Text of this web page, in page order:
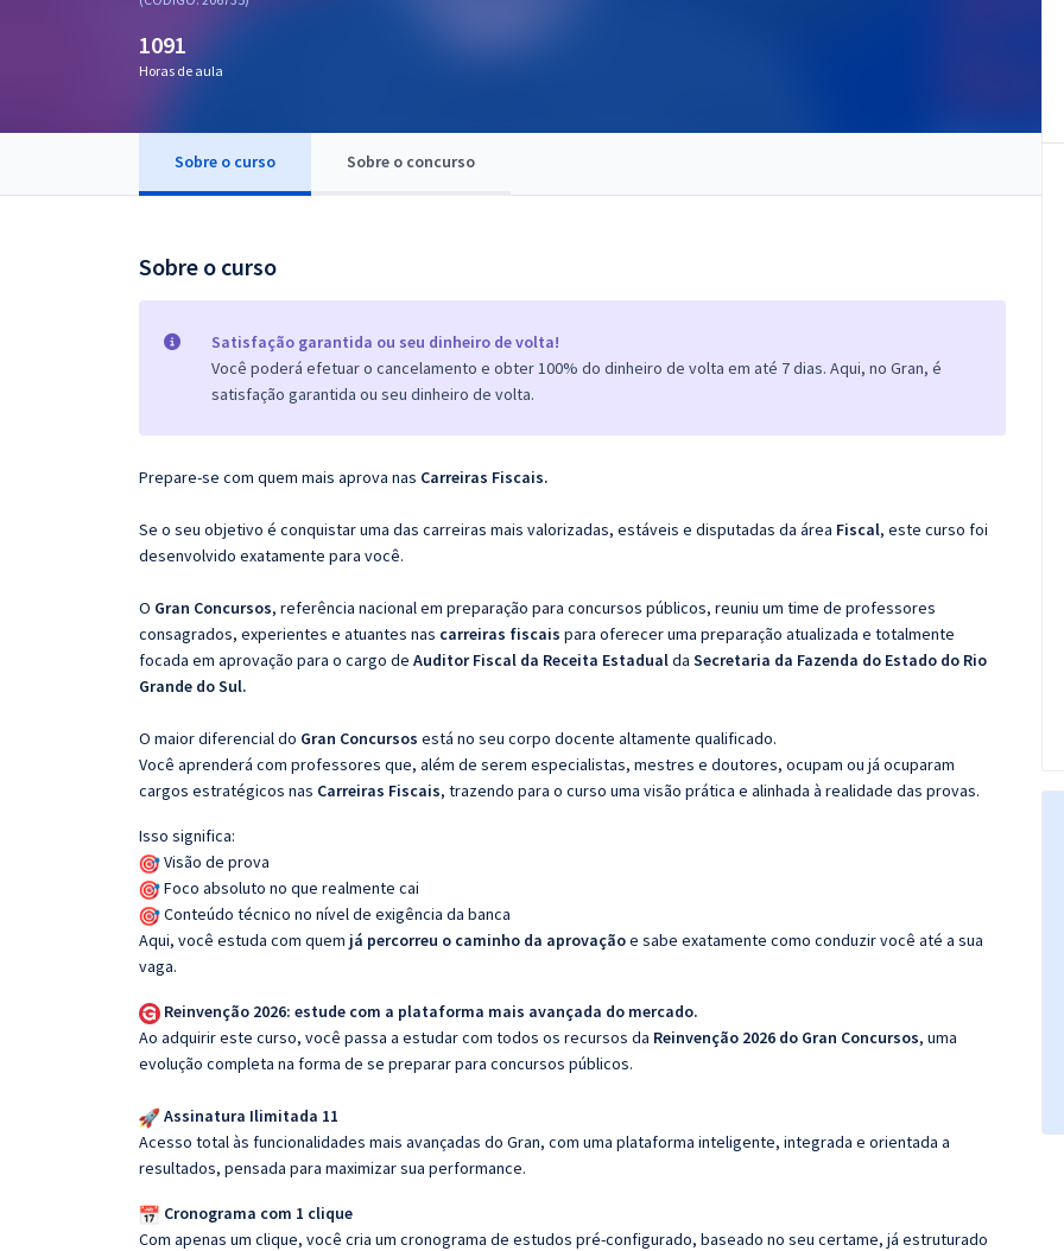
OAB
1091
Horas de aula
Sobre o curso Sobre o concurso
Sobre o curso
Satisfação garantida ou seu dinheiro de volta!
Você poderá efetuar o cancelamento e obter 100% do dinheiro de volta em até 7 dias. Aqui, no Gran, é
satisfação garantida ou seu dinheiro de volta.
Prepare-se com quem mais aprova nas Carreiras Fiscais.
Se o seu objetivo é conquistar uma das carreiras mais valorizadas, estáveis e disputadas da área Fiscal, este curso foi
desenvolvido exatamente para você.
O Gran Concursos, referência nacional em preparação para concursos públicos, reuniu um time de professores
consagrados, experientes e atuantes nas carreiras fiscais para oferecer uma preparação atualizada e totalmente
focada em aprovação para o cargo de Auditor Fiscal da Receita Estadualda Secretaria da Fazenda do Estado do Rio
Grande do Sul.
O maior diferencial do Gran Concursos está no seu corpo docente altamente qualificado.
Você aprenderá com professores que, além de serem especialistas, mestres e doutores, ocupam ou já ocuparam
cargos estratégicos nas Carreiras Fiscais, trazendo para o curso uma visão prática e alinhada à realidade das provas.
Isso significa:
Visão de prova
Foco absoluto no que realmente cai
Conteúdo técnico no nível de exigência da banca
Aqui, você estuda com quem já percorreu o caminho da aprovaçãoe sabe exatamente como conduzir você até a sua
vaga.
Reinvenção 2026: estude com a plataforma mais avançada do mercado.
Ao adquirir este curso, você passa a estudar com todos os recursos da Reinvenção 2026 do Gran Concursos, uma
evolução completa na forma de se preparar para concursos públicos.
Assinatura Ilimitada 11
Acesso total às funcionalidades mais avançadas do Gran, com uma plataforma inteligente, integrada e orientada a
resultados, pensada para maximizar sua performance.
Cronograma com 1 clique
Com apenas um clique, você cria um cronograma de estudos pré-configurado, baseado no seu certame, já estruturado